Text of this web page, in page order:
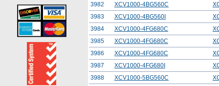
3982
XCV1000-4BG560C
3983
XCV1000-4BG560I
3984
XCV1000-4FG680C
3985
XCV1000-4FG680C
3986
XCV1000-4FG680C
3987
XCV1000-4FG680I
3988
XCV1000-5BG560C